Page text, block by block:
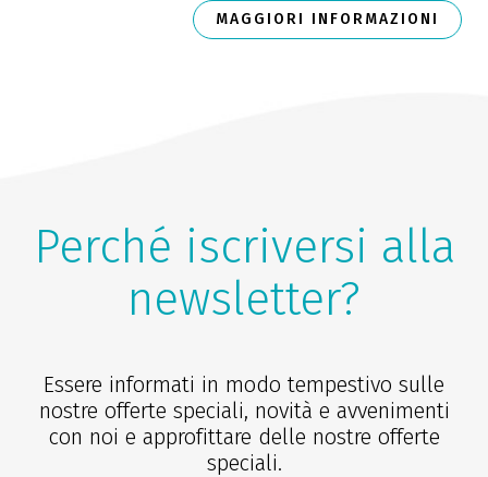
MAGGIORI INFORMAZIONI
Perché iscriversi alla
newsletter?
Essere informati in modo tempestivo sulle
nostre offerte speciali, novità e avvenimenti
con noi e approfittare delle nostre offerte
speciali.